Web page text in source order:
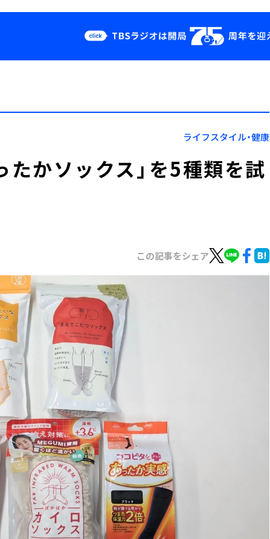
Podcast
YouTube
会社情報
ライフスタイル・健康
たかソックス」を5種類を試
この記事をシェア